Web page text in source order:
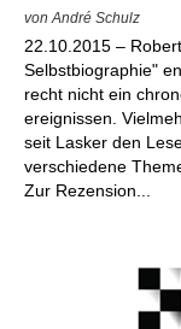
von André Schulz
22.10.2015 –
Selbstbiographie"
recht nicht ein
ereignissen.
seit Lasker den
verschiedene
Zur Rezension...